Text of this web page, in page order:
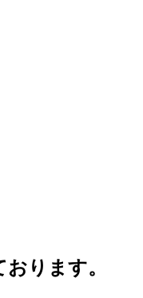
ります。